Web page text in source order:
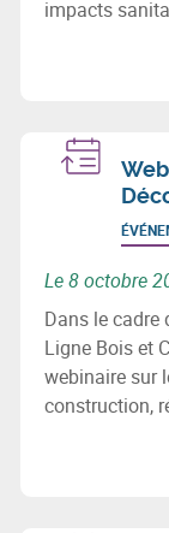
impacts
Le 8 octobre
Dans le cadre
Ligne Bois et
webinaire sur
construction,